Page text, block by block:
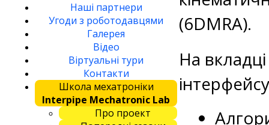
Наші партнери
Угоди з роботодавцями
Галерея
Відео
Віртуальні тури
Контакти
Школа мехатроніки
Interpipe Mechatronic Lab
Про проект
(6DMRA).
На